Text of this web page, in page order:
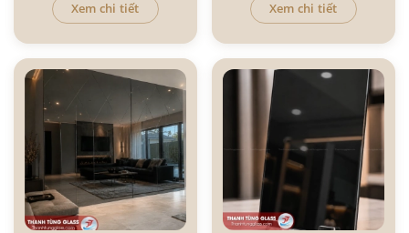
Xem chi tiết Xem chi tiết